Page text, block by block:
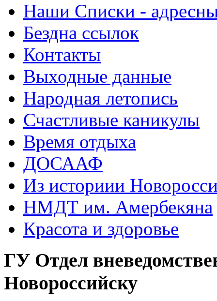
Наши Списки -
Бездна ссылок
Контакты
Выходные данные
Народная летопись
Счастливые каникулы
Время отдыха
ДОСААФ
Из историии
НМДТ им. Амербекяна
Красота и здоровье
ГУ Отдел
Новороссийску